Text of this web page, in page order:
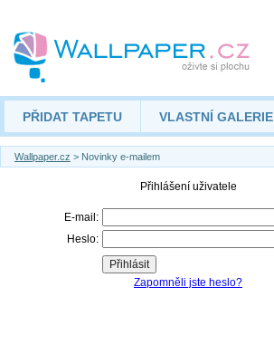
PŘIDAT TAPETU VLASTNÍ GALERIE
Wallpaper.cz > Novinky e-mailem